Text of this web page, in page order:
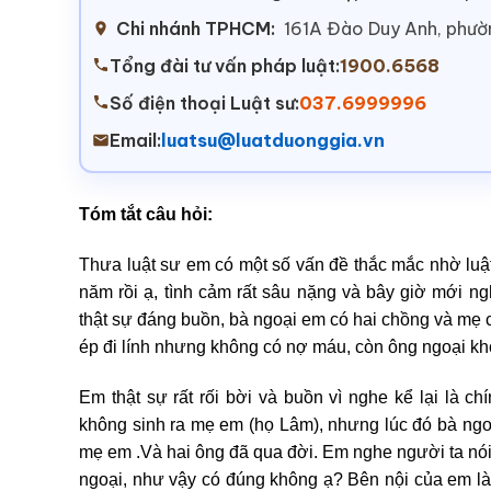
Chi nhánh TPHCM: 161A Đào Duy Anh,
Tổng đài tư vấn pháp luật:1900.6568
Số điện thoại Luật sư:037.6999996
Email: luatsu@luatduonggia.vn
Tóm tắt câu hỏi:
Thưa luật sư em có một số vấn đề thắc mắc nhờ
năm rồi ạ, tình cảm rất sâu nặng và bây giờ mới
thật sự đáng buồn, bà ngoại em có hai chồng và
ép đi lính nhưng không có nợ máu, còn ông ngoại
Em thật sự rất rối bời và buồn vì nghe kể lại là
không sinh ra mẹ em (họ Lâm), nhưng lúc đó bà
mẹ em .Và hai ông đã qua đời. Em nghe người ta
ngoại, như vậy có đúng không ạ? Bên nội của em